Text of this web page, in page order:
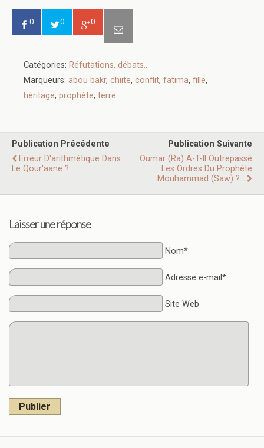
0 0 0
Catégories: Réfutations, débats...
Marqueurs: abou bakr, chiite, conflit, fatima, fille,
héritage, prophète, terre
Publication Précédente
Erreur D'arithmétique Dans
Le Qour'aane ?
Publication Suivante
Oumar (ra) A-T-Il Outrepassé
Les Ordres Du Prophète
Mouhammad (saw) ?...
Laisser une réponse
Nom*
Adresse e-mail*
Site Web
Publier